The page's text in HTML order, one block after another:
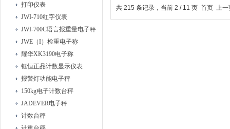
打印仪表
JWI-710红字仪表
JWI-700C语言报重量电子秤
JWE（I）检重电子称
耀华XK3190电子称
钰恒正品计数显示仪表
报警灯功能电子秤
150kg电子计数台秤
JADEVER电子秤
计数台秤
共 215 条记录，当前 2 / 11 页 首页 上一